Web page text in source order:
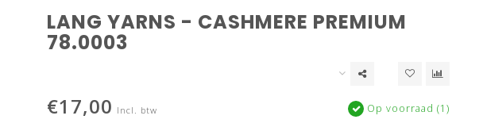
LANG YARNS - CASHMERE PREMIUM
78.0003
€17,00 Incl. btw Op voorraad (1)